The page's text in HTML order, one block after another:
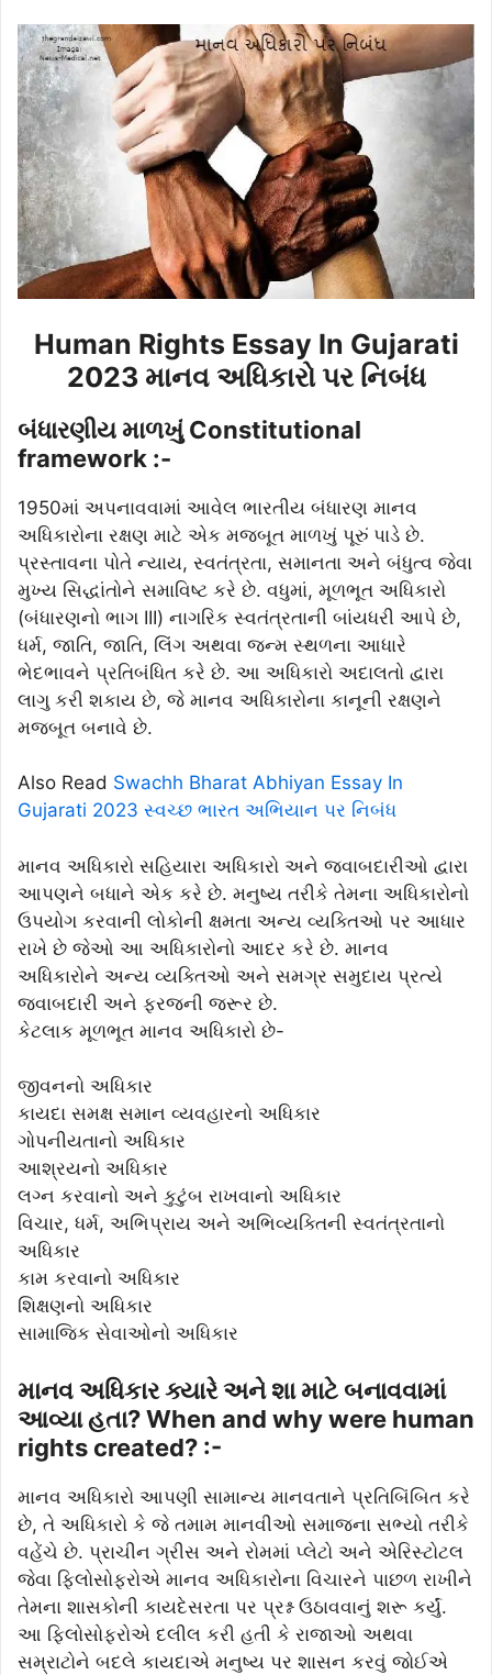
Human Rights Essay In Gujarati
2023 માનવ અધિકારો પર નિબંધ
બંધારણીય માળખું Constitutional
framework :-
1950માં અપનાવવામાં આવેલ ભારતીય બંધારણ માનવ
અધિકારોના રક્ષણ માટે એક મજબૂત માળખું પૂરું પાડે છે.
પ્રસ્તાવના પોતે ન્યાય, સ્વતંત્રતા, સમાનતા અને બંધુત્વ જેવા
મુખ્ય સિદ્ધાંતોને સમાવિષ્ટ કરે છે. વધુમાં, મૂળભૂત અધિકારો
(બંધારણનો ભાગ III) નાગરિક સ્વતંત્રતાની બાંયધરી આપે છે,
ધર્મ, જાતિ, જાતિ, લિંગ અથવા જન્મ સ્થળના આધારે
ભેદભાવને પ્રતિબંધિત કરે છે. આ અધિકારો અદાલતો દ્વારા
લાગુ કરી શકાય છે, જે માનવ અધિકારોના કાનૂની રક્ષણને
મજબૂત બનાવે છે.
Also Read Swachh Bharat Abhiyan Essay In
Gujarati 2023 સ્વચ્છ ભારત અભિયાન પર નિબંધ
માનવ અધિકારો સહિયારા અધિકારો અને જવાબદારીઓ દ્વારા
આપણને બધાને એક કરે છે. મનુષ્ય તરીકે તેમના અધિકારોનો
ઉપયોગ કરવાની લોકોની ક્ષમતા અન્ય વ્યક્તિઓ પર આધાર
રાખે છે જેઓ આ અધિકારોનો આદર કરે છે. માનવ
અધિકારોને અન્ય વ્યક્તિઓ અને સમગ્ર સમુદાય પ્રત્યે
જવાબદારી અને ફરજની જરૂર છે.
કેટલાક મૂળભૂત માનવ અધિકારો છે-
જીવનનો અધિકાર
કાયદા સમક્ષ સમાન વ્યવહારનો અધિકાર
ગોપનીયતાનો અધિકાર
આશ્રયનો અધિકાર
લગ્ન કરવાનો અને કુટુંબ રાખવાનો અધિકાર
વિચાર, ધર્મ, અભિપ્રાય અને અભિવ્યક્તિની સ્વતંત્રતાનો
અધિકાર
કામ કરવાનો અધિકાર
શિક્ષણનો અધિકાર
સામાજિક સેવાઓનો અધિકાર
માનવ અધિકાર ક્યારે અને શા માટે બનાવવામાં
આવ્યા હતા? When and why were human
rights created? :-
માનવ અધિકારો આપણી સામાન્ય માનવતાને પ્રતિબિંબિત કરે
છે, તે અધિકારો કે જે તમામ માનવીઓ સમાજના સભ્યો તરીકે
વહેંચે છે. પ્રાચીન ગ્રીસ અને રોમમાં પ્લેટો અને એરિસ્ટોટલ
જેવા ફિલોસોફરોએ માનવ અધિકારોના વિચારને પાછળ રાખીને
તેમના શાસકોની કાયદેસરતા પર પ્રશ્ન ઉઠાવવાનું શરૂ કર્યું.
આ ફિલોસોફરોએ દલીલ કરી હતી કે રાજાઓ અથવા
સમ્રાટોને બદલે કાયદાએ મનુષ્ય પર શાસન કરવું જોઈએ